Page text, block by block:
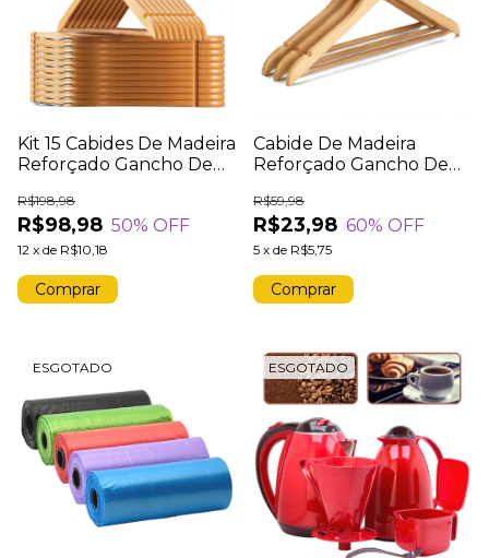
Kit 15 Cabides De Madeira
Reforçado Gancho De
Cabide 45cm
R$98,98
R$198,98
50% OFF
12 x de R$10,18
Cabide De Madeira
Reforçado Gancho De
Kit 3 Peças 45cm
R$23,98
R$59,98
60% OFF
5 x de R$5,75
ESGOTADO ESGOTADO